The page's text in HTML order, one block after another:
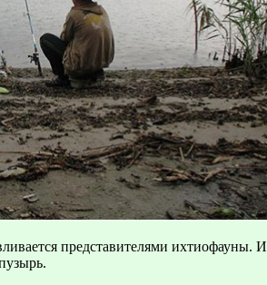
представителями